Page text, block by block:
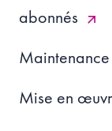
abonnés
Mise en